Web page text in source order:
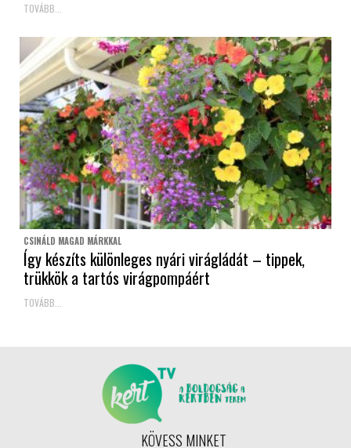
TOVÁBB...
CSINÁLD MAGAD MÁRKKAL
Így készíts különleges nyári virágládát – tippek,
trükkök a tartós virágpompáért
TOVÁBB...
KÖVESS MINKET